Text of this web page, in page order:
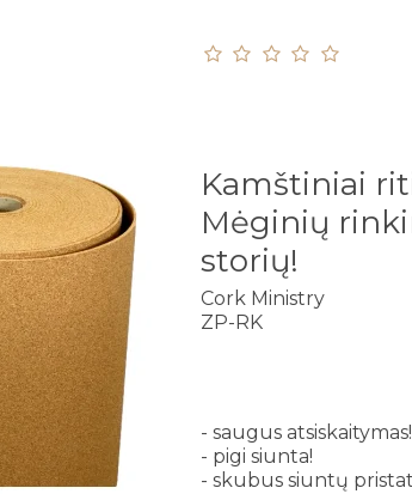
Kamštiniai
Mėginių
storių!
Cork Ministry
ZP-RK
- saugus atsiskaitymas!
- pigi siunta!
- skubus siuntų